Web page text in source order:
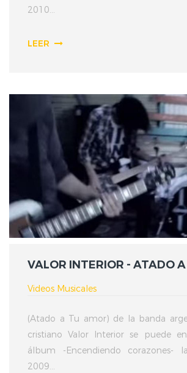
2010...
LEER
VALOR INTERIOR - ATADO
Videos Musicales
(Atado a Tu amor) de la banda
cristiano Valor Interior se puede
álbum -Encendiendo corazones-
2009...